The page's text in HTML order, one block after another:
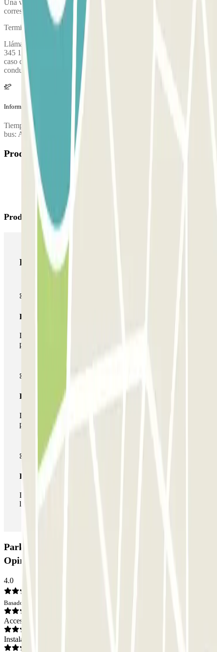
Una vez hayas recogido tus maletas, acércate a la parada de autobús
correspondiente.
Terminal NT
Llámanos o envíanos un WhatsApp cuando aterrices al (+34) 641
345 166 y dirígete al punto de encuentro acordado. Recuerda que en
caso de alta demanda, tendrán prioridad para los traslados los
conductores de los vehículos.
Información adicional
Tiempo de traslado hacia el aeropuerto: 4 minutos Frecuencia del
bus: A la demanda
Productos disponibles
Productos de Parclick
Productos de Parclick
Pase básico
Durante tu estancia podrás entrar y salir una única vez al
parking
Pase multiparking
Durante tu estancia podrás hacer uso de toda la red de
parkings de este operador disponibles en Parclick.
Pase ilimitado
Durante tu estancia podrás entrar y salir del parking todas
las veces que quieras.
Parking Apárkate Alicante Aeropuerto P&R:
Opiniones
4.0
Basado en 6 opiniones
Acceso
Instalaciones